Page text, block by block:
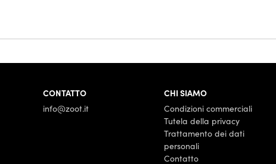
CONTATTO
info@zoot.it
CHI SIAMO
Condizioni commerciali
Tutela della privacy
Trattamento dei dati
personali
Contatto